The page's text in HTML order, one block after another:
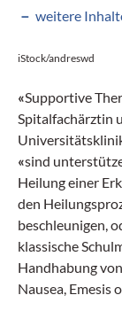
weitere
iStock/andreswd
«Supportive
Spitalfachärztin
«sind
Heilung einer
den
beschleunigen,
klassische
Handhabung
Nausea, Emesis